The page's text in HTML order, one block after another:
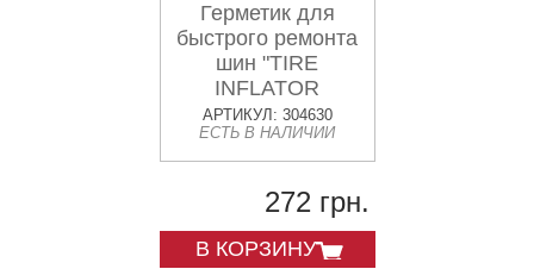
Герметик для
быстрого ремонта
шин "TIRE
INFLATOR
SEALER",
Аэрозоль 450ml
АРТИКУЛ: 304630
ЕСТЬ В НАЛИЧИИ
272 грн.
В КОРЗИНУ